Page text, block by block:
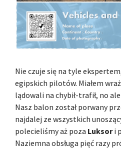
Nie czuje się na tyle
egipskich pilotów. Miałem
lądowali na chybił-trafił, no
Nasz balon został porwany
najdalej ze wszystkich
polecieliśmy aż poza Luksori
Naziemna obsługa pięć razy